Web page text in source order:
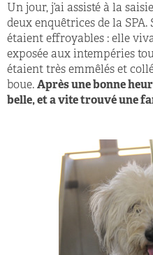
Un jour, j’ai assisté à la
deux enquêtrices de la
étaient effroyables : elle
exposée aux intempéries
étaient très emmêlés et
boue. Après une bonne
belle, et a vite trouvé une